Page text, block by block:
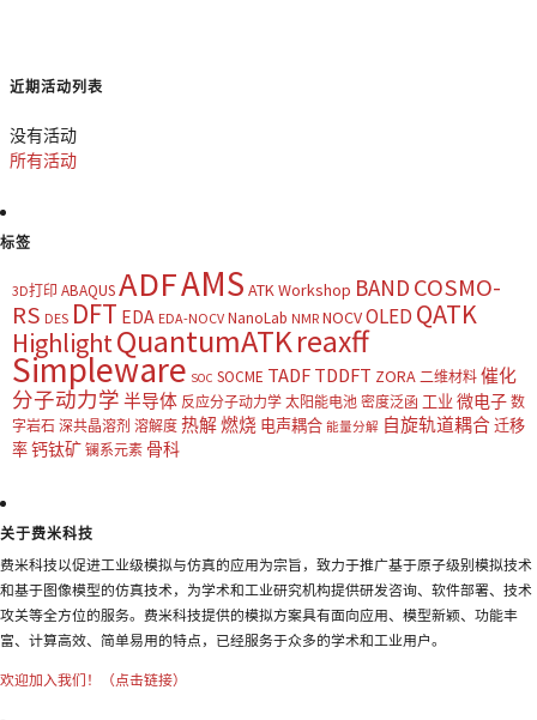
近期活动列表
没有活动
所有活动
标签
3D打印 ABAQUSADFAMS ATK Workshop BAND COSMO-
RS DES DFT EDA EDA-NOCV NanoLab NMR NOCVOLED QATK
HighlightQuantumATKreaxff
Simpleware SOC SOCME TADF TDDFT ZORA 二维材料 催化
分子动力学 半导体 反应分子动力学 太阳能电池 密度泛函 工业 微电子 数
字岩石 深共晶溶剂 溶解度 热解燃烧 电声耦合 能量分解 自旋轨道耦合迁移
率钙钛矿 镧系元素 骨科
关于费米科技
费米科技以促进工业级模拟与仿真的应用为宗旨，致力于推广基于原子级别模拟技术
和基于图像模型的仿真技术，为学术和工业研究机构提供研发咨询、软件部署、技术
攻关等全方位的服务。费米科技提供的模拟方案具有面向应用、模型新颖、功能丰
富、计算高效、简单易用的特点，已经服务于众多的学术和工业用户。
欢迎加入我们！（点击链接）